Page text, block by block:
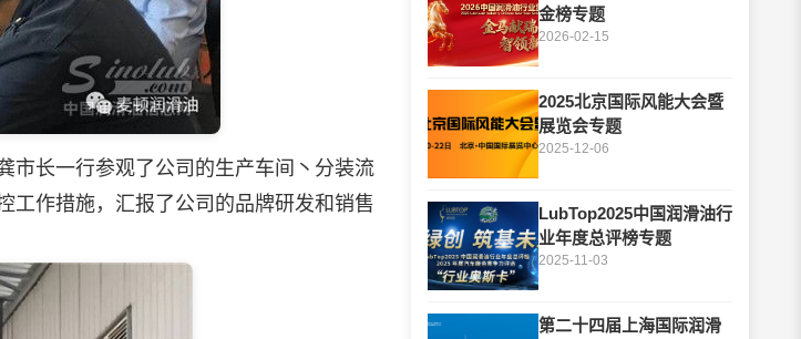
长一行参观了公司的生产车间丶分装流
工作措施，汇报了公司的品牌研发和销售
金榜专题
2026-02-15
2025北京国际风能大会暨
展览会专题
2025-12-06
LubTop2025中国润滑油行
业年度总评榜专题
2025-11-03
第二十四届上海国际润滑